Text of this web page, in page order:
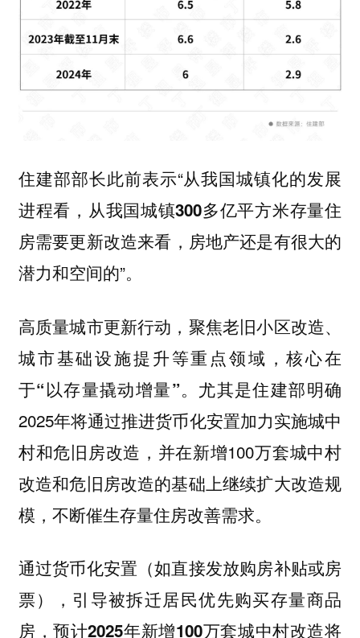
住建部部长此前表示“从我国城镇化的发展
进程看， 从我国城镇300多亿平方米存量住
房需要更新改造来看 ，房地产还是有很大的
潜力和空间的”。
高质量城市更新行动，聚焦老旧小区改造、
城市基础设施提升等重点领域，核心在
于“以存量撬动增量”。尤其是住建部明确
2025年将通过推进货币化安置加力实施城中
村和危旧房改造，并在新增100万套城中村
改造和危旧房改造的基础上继续扩大改造规
模， 不断催生存量住房改善需求。
通过货币化安置（如直接发放购房补贴或房
票），引导被拆迁居民优先购买存量商品
房，预计2025年新增100万套城中村改造将